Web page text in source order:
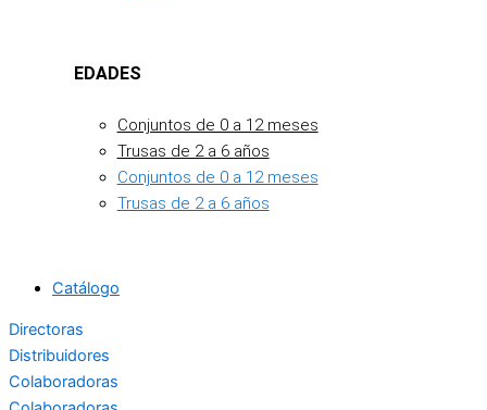
EDADES
Conjuntos de 0 a 12 meses
Trusas de 2 a 6 años
Conjuntos de 0 a 12 meses
Trusas de 2 a 6 años
Catálogo
Directoras
Distribuidores
Colaboradoras